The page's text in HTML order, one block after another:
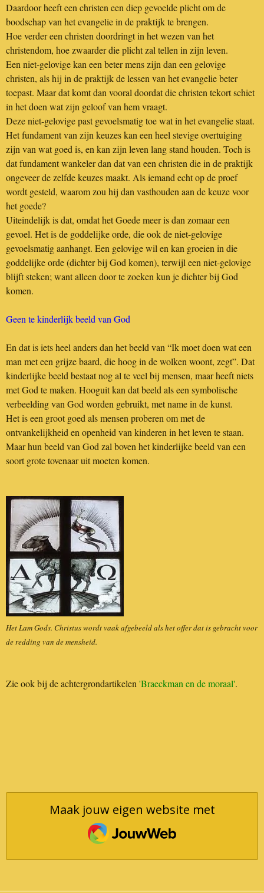
Daardoor heeft een christen een diep gevoelde plicht om de
boodschap van het evangelie in de praktijk te brengen.
Hoe verder een christen doordringt in het wezen van het
christendom, hoe zwaarder die plicht zal tellen in zijn leven.
Een niet-gelovige kan een beter mens zijn dan een gelovige
christen, als hij in de praktijk de lessen van het evangelie beter
toepast. Maar dat komt dan vooral doordat die christen tekort schiet
in het doen wat zijn geloof van hem vraagt.
Deze niet-gelovige past gevoelsmatig toe wat in het evangelie staat.
Het fundament van zijn keuzes kan een heel stevige overtuiging
zijn van wat goed is, en kan zijn leven lang stand houden. Toch is
dat fundament wankeler dan dat van een christen die in de praktijk
ongeveer de zelfde keuzes maakt. Als iemand echt op de proef
wordt gesteld, waarom zou hij dan vasthouden aan de keuze voor
het goede?
Uiteindelijk is dat, omdat het Goede meer is dan zomaar een
gevoel. Het is de goddelijke orde, die ook de niet-gelovige
gevoelsmatig aanhangt. Een gelovige wil en kan groeien in die
goddelijke orde (dichter bij God komen), terwijl een niet-gelovige
blijft steken; want alleen door te zoeken kun je dichter bij God
komen.
Geen te kinderlijk beeld van God
En dat is iets heel anders dan het beeld van “Ik moet doen wat een
man met een grijze baard, die hoog in de wolken woont, zegt”. Dat
kinderlijke beeld bestaat nog al te veel bij mensen, maar heeft niets
met God te maken. Hooguit kan dat beeld als een symbolische
verbeelding van God worden gebruikt, met name in de kunst.
Het is een groot goed als mensen proberen om met de
ontvankelijkheid en openheid van kinderen in het leven te staan.
Maar hun beeld van God zal boven het kinderlijke beeld van een
soort grote tovenaar uit moeten komen.
Het Lam Gods. Christus wordt vaak afgebeeld als het offer dat is gebracht voor
de redding van de mensheid.
Zie ook bij de achtergrondartikelen 'Braeckman en de moraal'.
Maak jouw eigen website met
JouwWeb